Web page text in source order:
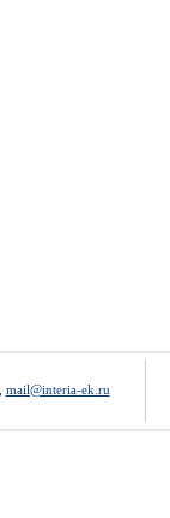
mail@interia-ek.ru